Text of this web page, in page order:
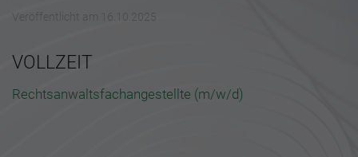
Veröffentlicht am 16.10.2025
VOLLZEIT
Rechtsanwaltsfachangestellte (m/w/d)